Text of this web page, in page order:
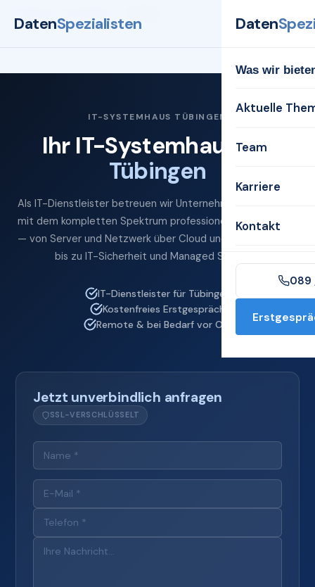
DatenSpezialisten Daten
Was wir
Aktuelle
Team
Karriere
Kontakt
089
IT-SYSTEMHAUS TÜBINGEN
Ihr IT-Systemhaus für
Tübingen
Als IT-Dienstleister betreuen wir Unternehmen in Tübingen
mit dem kompletten Spektrum professioneller IT-Services
— von Server und Netzwerk über Cloud und Microsoft 365
bis zu IT-Sicherheit und Managed Services.
IT-Dienstleister für Tübingen
Kostenfreies Erstgespräch
Remote & bei Bedarf vor Ort
Jetzt unverbindlich anfragen
SSL-VERSCHLÜSSELT